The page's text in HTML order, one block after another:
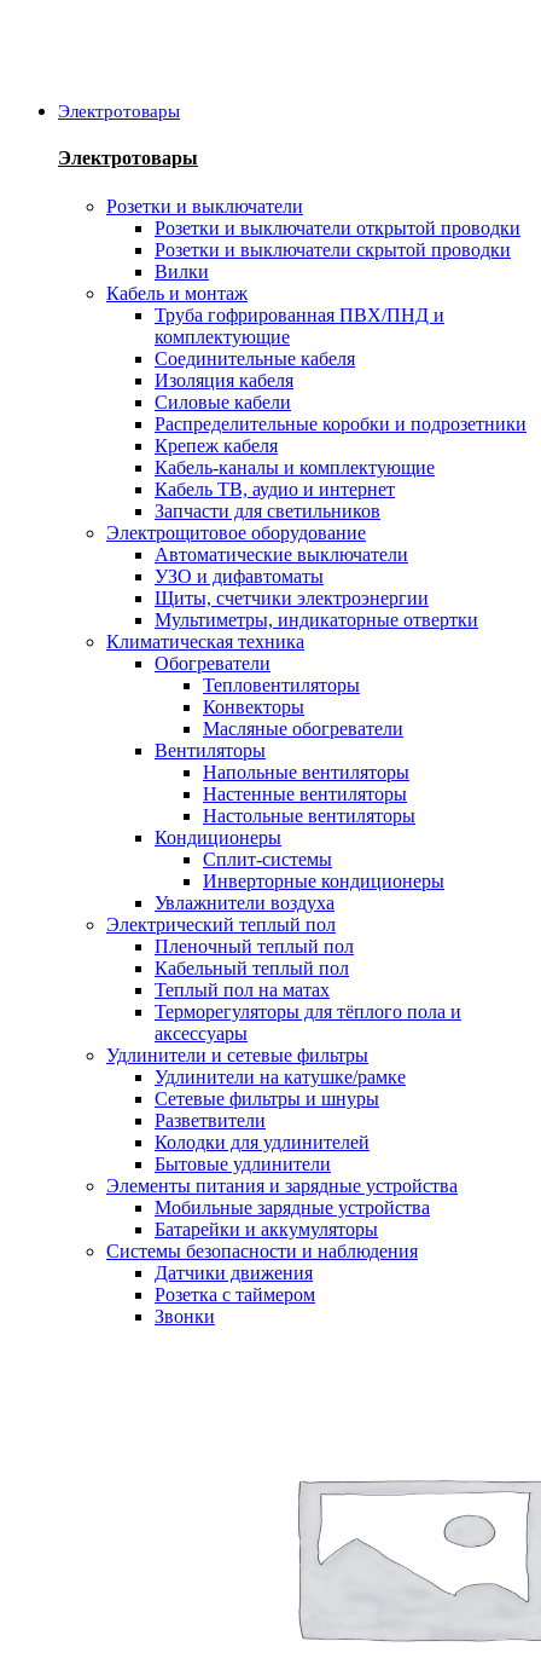
Электротовары
Электротовары
Розетки и выключатели
Розетки и выключатели открытой проводки
Розетки и выключатели скрытой проводки
Вилки
Кабель и монтаж
Труба гофрированная ПВХ/ПНД и
комплектующие
Соединительные кабеля
Изоляция кабеля
Силовые кабели
Распределительные коробки и подрозетники
Крепеж кабеля
Кабель-каналы и комплектующие
Кабель ТВ, аудио и интернет
Запчасти для светильников
Электрощитовое оборудование
Автоматические выключатели
УЗО и дифавтоматы
Щиты, счетчики электроэнергии
Мультиметры, индикаторные отвертки
Климатическая техника
Обогреватели
Тепловентиляторы
Конвекторы
Масляные обогреватели
Вентиляторы
Напольные вентиляторы
Настенные вентиляторы
Настольные вентиляторы
Кондиционеры
Сплит-системы
Инверторные кондиционеры
Увлажнители воздуха
Электрический теплый пол
Пленочный теплый пол
Кабельный теплый пол
Теплый пол на матах
Терморегуляторы для тёплого пола и
аксессуары
Удлинители и сетевые фильтры
Удлинители на катушке/рамке
Сетевые фильтры и шнуры
Разветвители
Колодки для удлинителей
Бытовые удлинители
Элементы питания и зарядные устройства
Мобильные зарядные устройства
Батарейки и аккумуляторы
Системы безопасности и наблюдения
Датчики движения
Розетка с таймером
Звонки